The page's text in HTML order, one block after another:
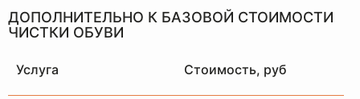
ДОПОЛНИТЕЛЬНО К БАЗОВОЙ СТОИМОСТИ
ЧИСТКИ ОБУВИ
Услуга Стоимость, руб